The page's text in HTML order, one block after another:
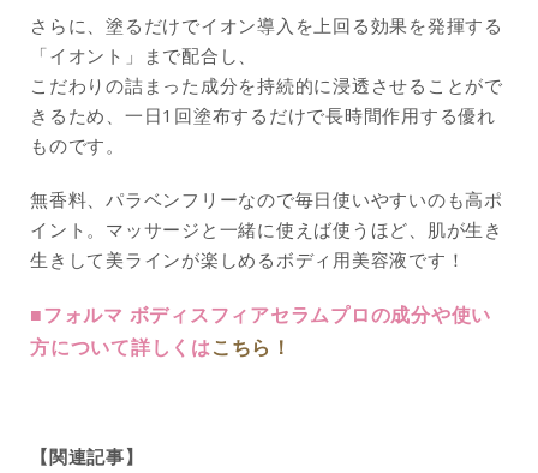
さらに、塗るだけでイオン導入を上回る効果を発揮する
「イオント」まで配合し、
こだわりの詰まった成分を持続的に浸透させることがで
きるため、一日1回塗布するだけで長時間作用する優れ
ものです。
無香料、パラベンフリーなので毎日使いやすいのも高ポ
イント。マッサージと一緒に使えば使うほど、肌が生き
生きして美ラインが楽しめるボディ用美容液です！
■フォルマ ボディスフィアセラムプロの成分や使い
方について詳しくはこちら！
【関連記事】